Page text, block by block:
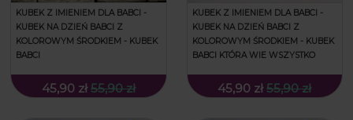
KUBEK Z IMIENIEM DLA BABCI -
KUBEK NA DZIEŃ BABCI Z
KOLOROWYM ŚRODKIEM - KUBEK
BABCI
45,90 zł 55,90 zł
KUBEK Z IMIENIEM DLA BABCI -
KUBEK NA DZIEŃ BABCI Z
KOLOROWYM ŚRODKIEM - KUBEK
BABCI KTÓRA WIE WSZYSTKO
45,90 zł 55,90 zł